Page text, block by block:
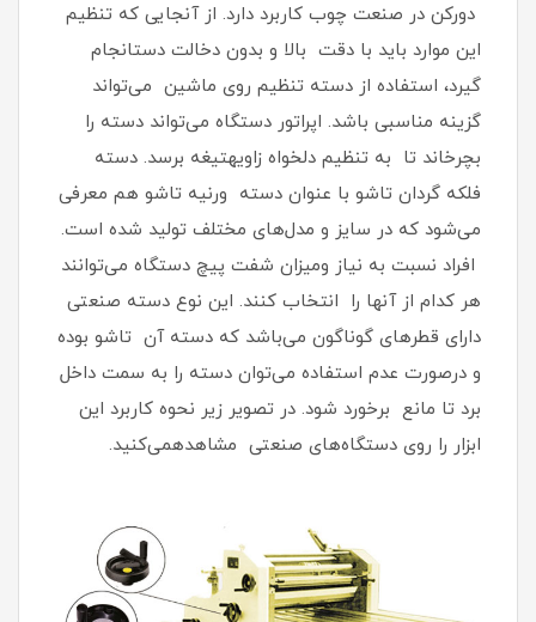
دورکن در صنعت چوب کاربرد دارد. از آنجایی که تنظیم
این موارد باید با دقت بالا و بدون دخالت دستانجام
گیرد، استفاده از دسته تنظیم روی ماشین می‌تواند
گزینه مناسبی باشد. اپراتور دستگاه می‌تواند دسته را
بچرخاند تا به تنظیم دلخواه زاویهتیغه برسد. دسته
فلکه گردان تاشو با عنوان دسته ورنیه تاشو هم معرفی
می‌شود که در سایز و مدل‌های مختلف تولید شده است.
افراد نسبت به نیاز ومیزان شفت پیچ دستگاه می‌توانند
هر کدام از آنها را انتخاب کنند. این نوع دسته صنعتی
دارای قطرهای گوناگون می‌باشد که دسته آن تاشو بوده
و درصورت عدم استفاده می‌توان دسته را به سمت داخل
برد تا مانع برخورد شود. در تصویر زیر نحوه کاربرد این
ابزار را روی دستگاه‌های صنعتی مشاهدهمی‌کنید.